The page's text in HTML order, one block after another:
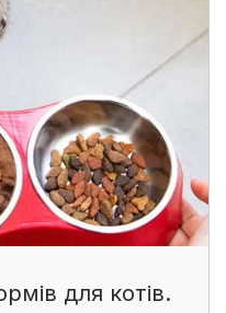
для котів.